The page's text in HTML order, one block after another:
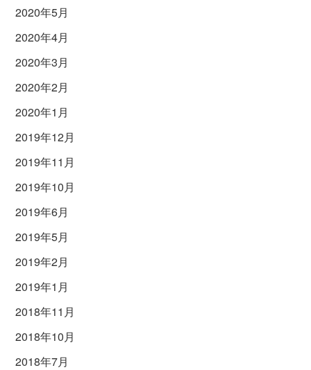
2020年5月
2020年4月
2020年3月
2020年2月
2020年1月
2019年12月
2019年11月
2019年10月
2019年6月
2019年5月
2019年2月
2019年1月
2018年11月
2018年10月
2018年7月